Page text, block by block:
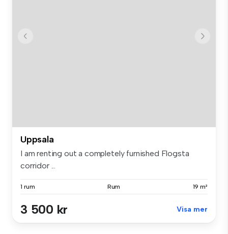
Uppsala
I am renting out a completely furnished Flogsta
corridor ...
1 rum Rum 19 m²
3 500 kr Visa mer